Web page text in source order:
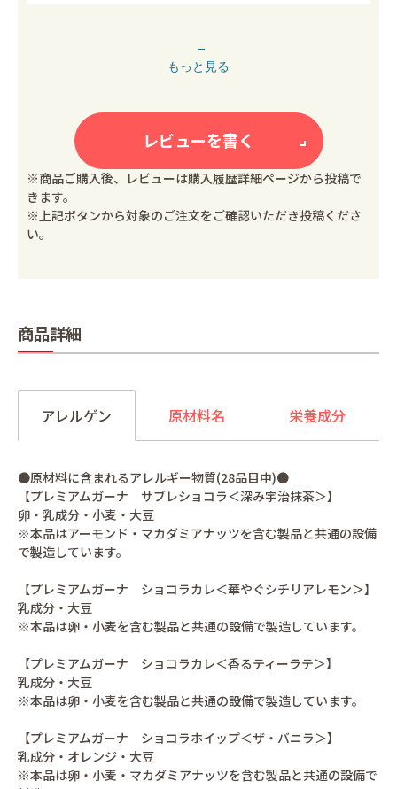
もっと見る
レビューを書く
※商品ご購入後、レビューは購入履歴詳細ページから投稿で
きます。
※上記ボタンから対象のご注文をご確認いただき投稿くださ
い。
商品詳細
アレルゲン 原材料名 栄養成分
●原材料に含まれるアレルギー物質(28品目中)●
【プレミアムガーナ サブレショコラ＜深み宇治抹茶＞】
卵・乳成分・小麦・大豆
※本品はアーモンド・マカダミアナッツを含む製品と共通の設備
で製造しています。
【プレミアムガーナ ショコラカレ＜華やぐシチリアレモン＞】
乳成分・大豆
※本品は卵・小麦を含む製品と共通の設備で製造しています。
【プレミアムガーナ ショコラカレ＜香るティーラテ＞】
乳成分・大豆
※本品は卵・小麦を含む製品と共通の設備で製造しています。
【プレミアムガーナ ショコラホイップ＜ザ・バニラ＞】
乳成分・オレンジ・大豆
※本品は卵・小麦・マカダミアナッツを含む製品と共通の設備で